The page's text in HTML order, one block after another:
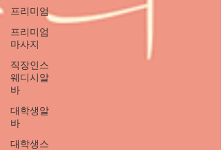
프리미엄
프리미엄
마사지
직장인스
웨디시알
바
대학생알
바
대학생스